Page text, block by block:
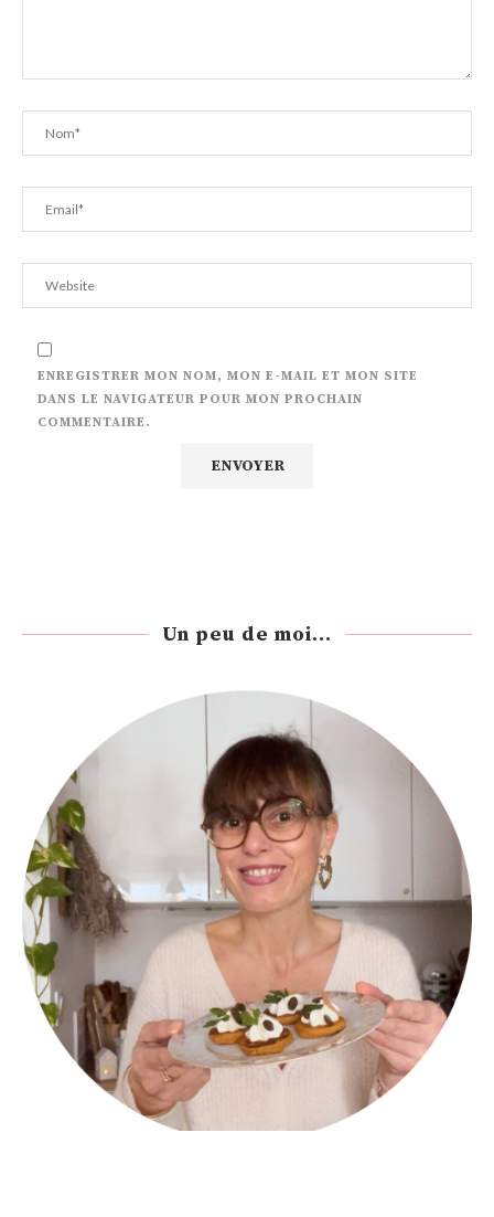
ENREGISTRER MON NOM, MON E-MAIL ET MON SITE
DANS LE NAVIGATEUR POUR MON PROCHAIN
COMMENTAIRE.
Un peu de moi...